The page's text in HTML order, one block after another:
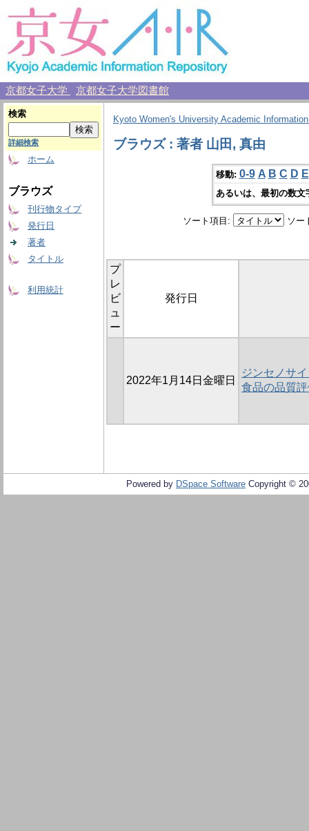
京都女子大学 京都女子大学図書館
検索
詳細検索
ホーム
ブラウズ
刊行物タイプ
発行日
著者
タイトル
利用統計
Kyoto Women's University Academic
ブラウズ : 著者 山田, 真由
移動: 0-9 A B C D E
あるいは、最初の数
ソート項目: ソー
プ
レ
ビ
ュ
ー
発行日
2022年1月14日金曜日
ジンセノサ
食品の品質
Powered by DSpace Software Copyright ©